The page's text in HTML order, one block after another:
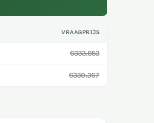
VRAAGPRIJS
€333.853
€330.367